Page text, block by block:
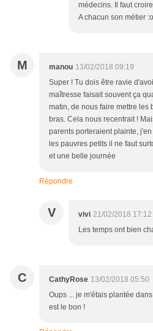
médecins. Il faut
A chacun son métier
M manou 13/02/2018 09:19
Super ! Tu dois être ravie
maîtresse faisait souvent ça
matin, de nous faire mettre les
bras. Cela nous recentrait !
parents porteraient plainte,
les pauvres petits il ne faut
et une belle journée
Répondre
V vivi 21/02/2018 17:12
Les temps ont bien
C CathyRose 13/02/2018 05:50
Oups ... je m'étais plantée
est le bon !